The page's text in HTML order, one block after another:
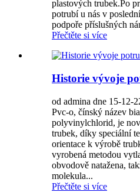
plastových trubek.Po
potrubí u nás v
podpoře příslušných
Přečtěte si více
Historie vývoje
od admina dne 15-12-
Pvc-o, čínský název
polyvinylchlorid, je
trubek, díky speciální
orientace k výrobě
vyrobená metodou
obvodově natažena,
molekula...
Přečtěte si více